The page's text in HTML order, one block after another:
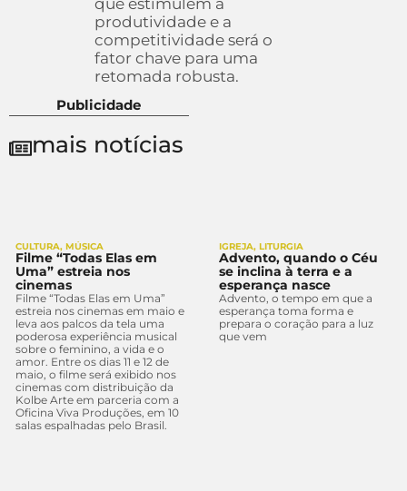
que estimulem a
produtividade e a
competitividade será o
fator chave para uma
retomada robusta.
Publicidade
mais notícias
CULTURA, MÚSICA
Filme “Todas Elas em
Uma” estreia nos
cinemas
Filme “Todas Elas em Uma”
estreia nos cinemas em maio e
leva aos palcos da tela uma
poderosa experiência musical
sobre o feminino, a vida e o
amor. Entre os dias 11 e 12 de
maio, o filme será exibido nos
cinemas com distribuição da
Kolbe Arte em parceria com a
Oficina Viva Produções, em 10
salas espalhadas pelo Brasil.
IGREJA, LITURGIA
Advento, quando o Céu
se inclina à terra e a
esperança nasce
Advento, o tempo em que a
esperança toma forma e
prepara o coração para a luz
que vem